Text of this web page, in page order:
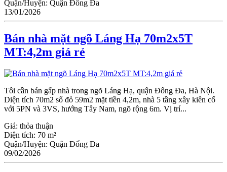
Quận/Huyện: Quận Đống Đa
13/01/2026
Bán nhà mặt ngõ Láng Hạ 70m2x5T
MT:4,2m giá rẻ
Tôi cần bán gấp nhà trong ngõ Láng Hạ, quận Đống Đa, Hà Nội.
Diện tích 70m2 sổ đỏ 59m2 mặt tiền 4,2m, nhà 5 tầng xây kiên cố
với 5PN và 3VS, hướng Tây Nam, ngõ rộng 6m. Vị trí...
Giá: thỏa thuận
Diện tích: 70 m²
Quận/Huyện: Quận Đống Đa
09/02/2026